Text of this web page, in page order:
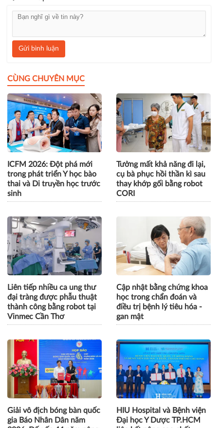
Gửi bình luận
CÙNG CHUYÊN MỤC
ICFM 2026: Đột phá mới
trong phát triển Y học bào
thai và Di truyền học trước
sinh
Tưởng mất khả năng đi lại,
cụ bà phục hồi thần kì sau
thay khớp gối bằng robot
CORI
Liên tiếp nhiều ca ung thư
đại tràng được phẫu thuật
thành công bằng robot tại
Vinmec Cần Thơ
Cập nhật bằng chứng khoa
học trong chẩn đoán và
điều trị bệnh lý tiêu hóa -
gan mật
Giải vô địch bóng bàn quốc
gia Báo Nhân Dân năm
HIU Hospital và Bệnh viện
Đại học Y Dược TP.HCM